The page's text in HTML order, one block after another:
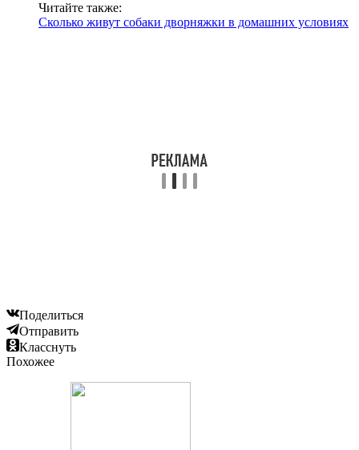
Читайте также:
Сколько живут собаки дворняжки в домашних условиях
Поделиться
Отправить
Класснуть
Похожее